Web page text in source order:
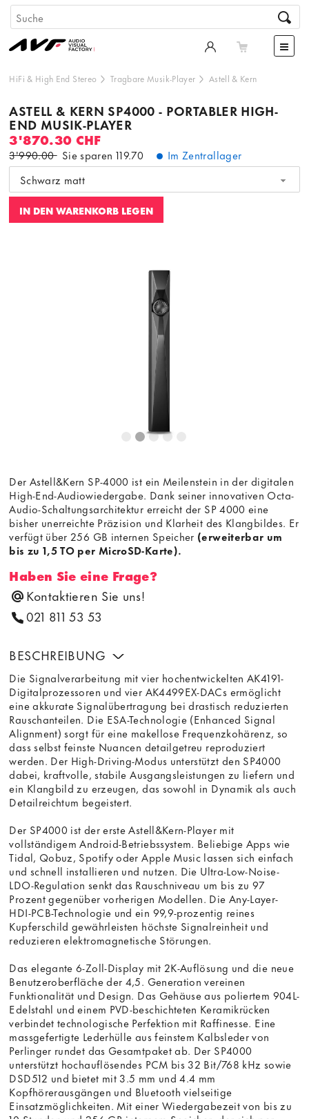
HiFi & High End Stereo Tragbare Musik-Player Astell & Kern
ASTELL & KERN SP4000 - PORTABLER HIGH-
END MUSIK-PLAYER
3'870.30 CHF
3'990.00 Sie sparen 119.70
Im Zentrallager
Schwarz matt
IN DEN WARENKORB LEGEN
Dieser Inhalt wird von einer dritten Partei gehostet. Durch
die Anzeige des externen Inhalts akzeptieren Sie die
von youtube.com.
Der Astell&Kern SP-4000 ist ein Meilenstein in der digitalen
High-End-Audiowiedergabe. Dank seiner innovativen Octa-
Audio-Schaltungsarchitektur erreicht der SP 4000 eine
bisher unerreichte Präzision und Klarheit des Klangbildes. Er
verfügt über 256 GB internen Speicher (erweiterbar um
bis zu 1,5 TO per MicroSD-Karte).
Haben Sie eine Frage?
Kontaktieren Sie uns!
021 811 53 53
BESCHREIBUNG
Die Signalverarbeitung mit vier hochentwickelten AK4191-
Digitalprozessoren und vier AK4499EX-DACs ermöglicht
eine akkurate Signalübertragung bei drastisch reduzierten
Rauschanteilen. Die ESA-Technologie (Enhanced Signal
Alignment) sorgt für eine makellose Frequenzkohärenz, so
dass selbst feinste Nuancen detailgetreu reproduziert
werden. Der High-Driving-Modus unterstützt den SP4000
dabei, kraftvolle, stabile Ausgangsleistungen zu liefern und
ein Klangbild zu erzeugen, das sowohl in Dynamik als auch
Detailreichtum begeistert.
Der SP4000 ist der erste Astell&Kern-Player mit
vollständigem Android-Betriebssystem. Beliebige Apps wie
Tidal, Qobuz, Spotify oder Apple Music lassen sich einfach
und schnell installieren und nutzen. Die Ultra-Low-Noise-
LDO-Regulation senkt das Rauschniveau um bis zu 97
Prozent gegenüber vorherigen Modellen. Die Any-Layer-
HDI-PCB-Technologie und ein 99,9-prozentig reines
Kupferschild gewährleisten höchste Signalreinheit und
reduzieren elektromagnetische Störungen.
Das elegante 6-Zoll-Display mit 2K-Auflösung und die neue
Benutzeroberfläche der 4,5. Generation vereinen
Funktionalität und Design. Das Gehäuse aus poliertem 904L-
Edelstahl und einem PVD-beschichteten Keramikrücken
verbindet technologische Perfektion mit Raffinesse. Eine
massgefertigte Lederhülle aus feinstem Kalbsleder von
Perlinger rundet das Gesamtpaket ab. Der SP4000
unterstützt hochauflösendes PCM bis 32 Bit/768 kHz sowie
DSD512 und bietet mit 3.5 mm und 4.4 mm
Kopfhörerausgängen und Bluetooth vielseitige
Einsatzmöglichkeiten. Mit einer Wiedergabezeit von bis zu